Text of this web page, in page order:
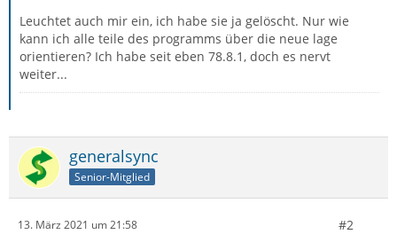
Leuchtet auch mir ein, ich habe sie ja gelöscht. Nur wie
kann ich alle teile des programms über die neue lage
orientieren? Ich habe seit eben 78.8.1, doch es nervt
weiter...
generalsync
Senior-Mitglied
13. März 2021 um 21:58 #2